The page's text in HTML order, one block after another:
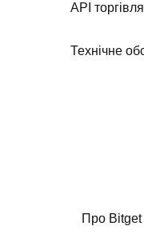
API торгівля
Про Bitget